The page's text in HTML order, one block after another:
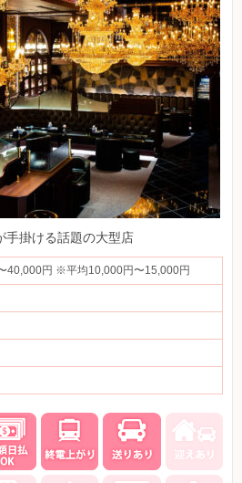
手掛ける話題の大型店
40,000円 ※平均10,000円〜15,000円